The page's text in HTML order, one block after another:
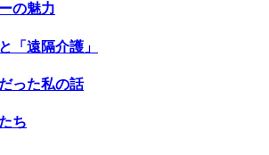
の魅力
「遠隔介護」
った私の話
ち